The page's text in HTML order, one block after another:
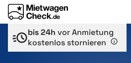
bis 24h vor Anmietung
kostenlos stornieren